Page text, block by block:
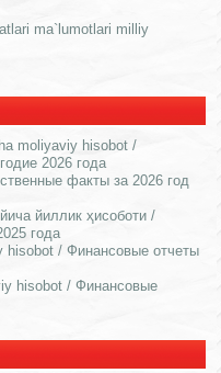
ma`lumotlari milliy
moliyaviy hisobot /
2026 года
факты за 2026 год
йиллик ҳисоботи /
года
hisobot / Финансовые отчеты
hisobot / Финансовые